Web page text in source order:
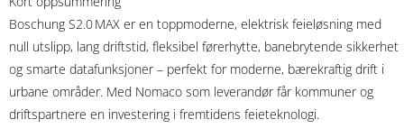
Boschung S2.0 MAX er en toppmoderne, elektrisk feieløsning med
null utslipp, lang driftstid, fleksibel førerhytte, banebrytende sikkerhet
og smarte datafunksjoner – perfekt for moderne, bærekraftig drift i
urbane områder. Med Nomaco som leverandør får kommuner og
driftspartnere en investering i fremtidens feieteknologi.